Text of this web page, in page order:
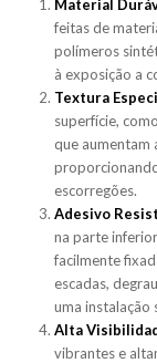
Material
feitas de
polímeros
à exposição a
Textura
superfície,
que aumentam
escorregões.
Adesivo
na parte
facilmente
escadas,
uma instalação
Alta
vibrantes e